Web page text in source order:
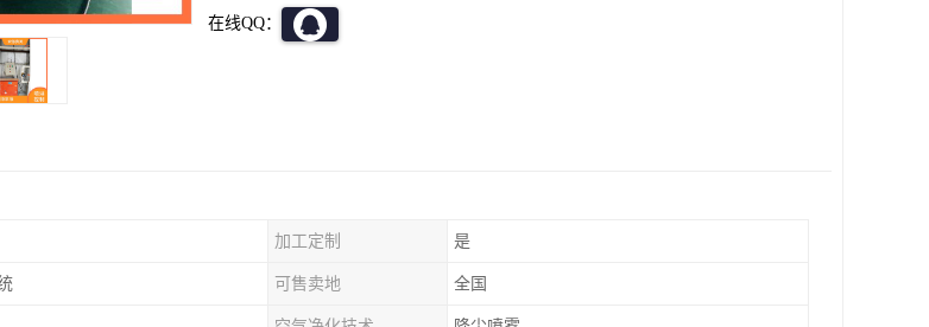
在线QQ：
加工定制 是
可售卖地 全国